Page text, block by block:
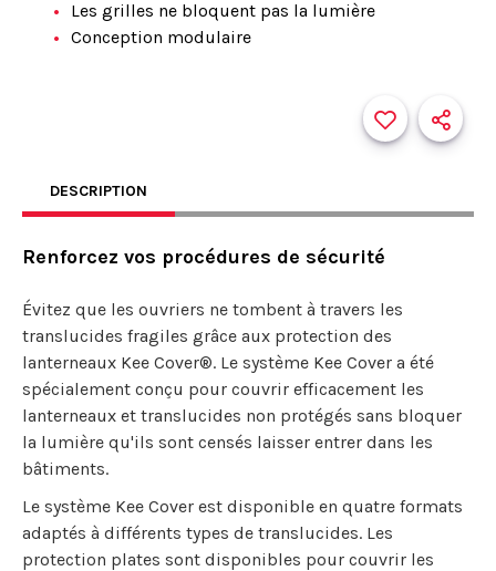
Les grilles ne bloquent pas la lumière
Conception modulaire
DESCRIPTION
Renforcez vos procédures de sécurité
Évitez que les ouvriers ne tombent à travers les
translucides fragiles grâce aux protection des
lanterneaux Kee Cover®. Le système Kee Cover a été
spécialement conçu pour couvrir efficacement les
lanterneaux et translucides non protégés sans bloquer
la lumière qu'ils sont censés laisser entrer dans les
bâtiments.
Le système Kee Cover est disponible en quatre formats
adaptés à différents types de translucides. Les
protection plates sont disponibles pour couvrir les